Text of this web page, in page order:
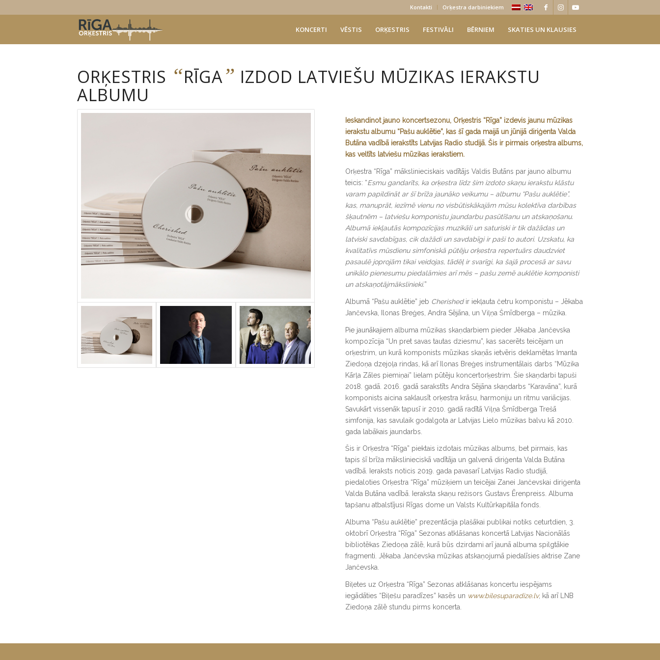
Kontakti Orķestra darbiniekiem
KONCERTI VĒSTIS ORĶESTRIS FESTIVĀLI BĒRNIEM SKATIES UN KLAUSIES
ORĶESTRIS “RĪGA” IZDOD LATVIEŠU MŪZIKAS IERAKSTU
ALBUMU
Ieskandinot jauno koncertsezonu, Orķestris “Rīga” izdevis jaunu mūzikas
ierakstu albumu “Pašu auklētie”, kas šī gada maijā un jūnijā diriģenta Valda
Butāna vadībā ierakstīts Latvijas Radio studijā. Šis ir pirmais orķestra albums,
kas veltīts latviešu mūzikas ierakstiem.
Orķestra “Rīga” mākslinieciskais vadītājs Valdis Butāns par jauno albumu
teicis: “Esmu gandarīts, ka orķestra līdz šim izdoto skaņu ierakstu klāstu
varam papildināt ar šī brīža jaunāko veikumu – albumu “Pašu auklētie”,
kas, manuprāt, iezīmē vienu no visbūtiskākajām mūsu kolektīva darbības
šķautnēm – latviešu komponistu jaundarbu pasūtīšanu un atskaņošanu.
Albumā iekļautās kompozīcijas muzikāli un saturiski ir tik dažādas un
latviski savdabīgas, cik dažādi un savdabīgi ir paši to autori. Uzskatu, ka
kvalitatīvs mūsdienu simfoniskā pūtēju orķestra repertuārs daudzviet
pasaulē joprojām tikai veidojas, tādēļ ir svarīgi, ka šajā procesā ar savu
unikālo pienesumu piedalāmies arī mēs – pašu zemē auklētie komponisti
un atskaņotājmākslinieki.”
Albumā “Pašu auklētie” jeb Cherished ir iekļauta četru komponistu – Jēkaba
Jančevska, Ilonas Breģes, Andra Sējāna, un Viļņa Šmīdberga – mūzika.
Pie jaunākajiem albuma mūzikas skaņdarbiem pieder Jēkaba Jančevska
kompozīcija “Un pret savas tautas dziesmu”, kas sacerēts teicējam un
orķestrim, un kurā komponists mūzikas skaņās ietvēris deklamētas Imanta
Ziedoņa dzejoļa rindas, kā arī Ilonas Breģes instrumentālais darbs “Mūzika
Kārļa Zāles piemiņai” lielam pūtēju koncertorķestrim. Šie skaņdarbi tapuši
2018. gadā. 2016. gadā sarakstīts Andra Sējāna skaņdarbs “Karavāna”, kurā
komponists aicina saklausīt orķestra krāsu, harmoniju un ritmu variācijas.
Savukārt vissenāk tapusī ir 2010. gadā radītā Viļņa Šmīdberga Trešā
simfonija, kas savulaik godalgota ar Latvijas Lielo mūzikas balvu kā 2010.
gada labākais jaundarbs.
Šis ir Orķestra “Rīga” piektais izdotais mūzikas albums, bet pirmais, kas
tapis šī brīža mākslinieciskā vadītāja un galvenā diriģenta Valda Butāna
vadībā. Ieraksts noticis 2019. gada pavasarī Latvijas Radio studijā,
piedaloties Orķestra “Rīga” mūziķiem un teicējai Zanei Jančevskai diriģenta
Valda Butāna vadībā. Ieraksta skaņu režisors Gustavs Ērenpreiss. Albuma
tapšanu atbalstījusi Rīgas dome un Valsts Kultūrkapitāla fonds.
Albuma “Pašu auklētie” prezentācija plašākai publikai notiks ceturtdien, 3.
oktobrī Orķestra “Rīga” Sezonas atklāšanas koncertā Latvijas Nacionālās
bibliotēkas Ziedoņa zālē, kurā būs dzirdami arī jaunā albuma spilgtākie
fragmenti. Jēkaba Jančevska mūzikas atskaņojumā piedalīsies aktrise Zane
Jančevska.
Biļetes uz Orķestra “Rīga” Sezonas atklāšanas koncertu iespējams
iegādāties “Biļešu paradīzes” kasēs un www.bilesuparadize.lv, kā arī LNB
Ziedoņa zālē stundu pirms koncerta.